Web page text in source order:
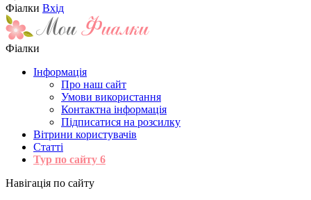
Фіалки Вхід
Фіалки
Інформація
Про наш сайт
Умови використання
Контактна інформація
Підписатися на розсилку
Вітрини користувачів
Статті
Тур по сайту 6
Навігація по сайту